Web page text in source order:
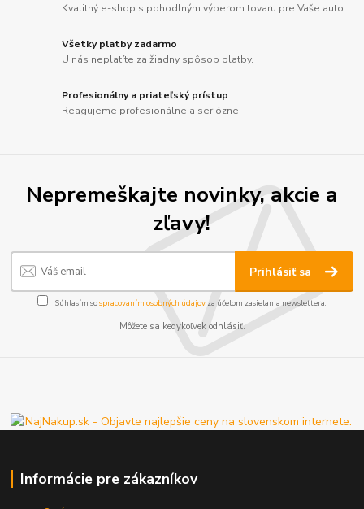
Kvalitný e-shop s pohodlným výberom tovaru pre Vaše auto.
Všetky platby zadarmo
U nás neplatíte za žiadny spôsob platby.
Profesionálny a priateľský prístup
Reagujeme profesionálne a seriózne.
Nepremeškajte novinky, akcie a
zľavy!
Prihlásiť sa
Súhlasím sospracovaním osobných údajov za účelom zasielania newslettera.
Môžete sa kedykoľvek odhlásiť.
Informácie pre zákazníkov